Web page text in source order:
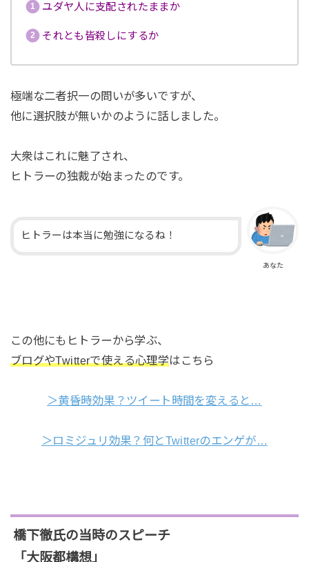
ユダヤ人に支配されたままか
それとも皆殺しにするか
極端な二者択一の問いが多いですが、
他に選択肢が無いかのように話しました。
大衆はこれに魅了され、
ヒトラーの独裁が始まったのです。
あなた
ヒトラーは本当に勉強になるね！
この他にもヒトラーから学ぶ、
ブログやTwitterで使える心理学はこちら
＞黄昏時効果？ツイート時間を変えると…
＞ロミジュリ効果？何とTwitterのエンゲが…
橋下徹氏の当時のスピーチ
「大阪都構想」